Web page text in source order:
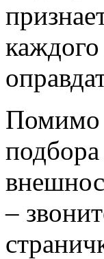
каждого
Помимо
–